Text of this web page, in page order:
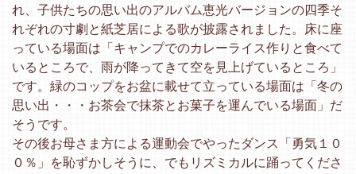
れ、子供たちの思い出のアルバム恵光バージョンの四季そ
れぞれの寸劇と紙芝居による歌が披露されました。床に座
っている場面は「キャンプでのカレーライス作りと食べて
いるところで、雨が降ってきて空を見上げているところ」
です。緑のコップをお盆に載せて立っている場面は「冬の
思い出・・・お茶会で抹茶とお菓子を運んでいる場面」だ
そうです。
その後お母さま方による運動会でやったダンス「勇気１０
０％」を恥ずかしそうに、でもリズミカルに踊ってくださ